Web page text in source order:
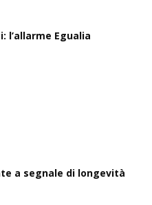
l’allarme Egualia
a segnale di longevità